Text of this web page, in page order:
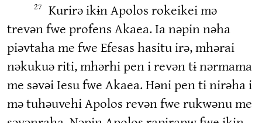
27
Kurirə ikɨn Apolos rokeikei mə
trevən fwe profens Akaea. Ia nəpɨn nəha
piəvtaha me fwe Efesas hasitu irə, mhərai
nəkukuə riti, mhərhi pen i revən tɨ nərmama
me səvəi Iesu fwe Akaea. Həni pen tɨ nirəha i
mə tuhəuvehi Apolos revən fwe rukwənu me